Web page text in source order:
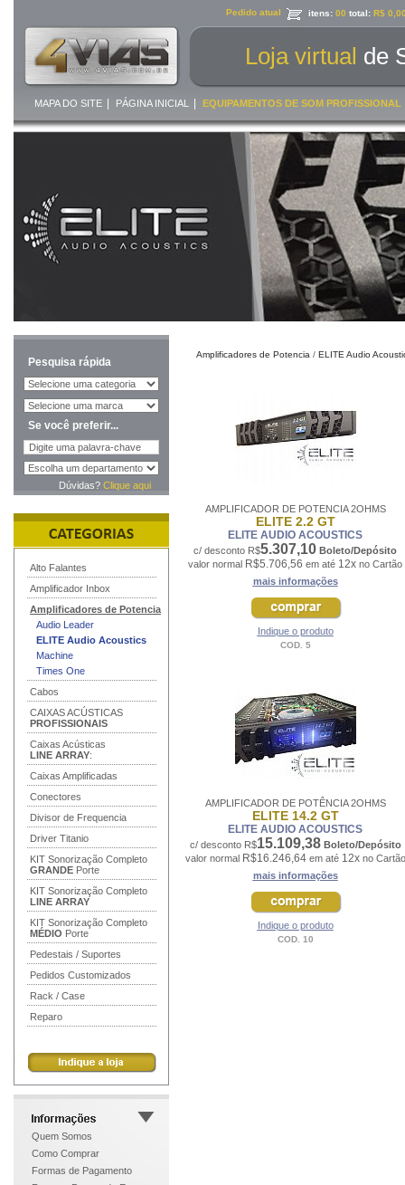
Pedido atual itens: 00 total: R$
Loja virtual de
MAPA DO SITE PÁGINA INICIAL EQUIPAMENTOS DE SOM PROFISSIONAL
Pesquisa rápida
Se você preferir...
Dúvidas? Clique aqui
Alto Falantes
Amplificador Inbox
Amplificadores de Potencia
Audio Leader
ELITE Audio Acoustics
Machine
Times One
Cabos
CAIXAS ACÚSTICAS
PROFISSIONAIS
Caixas Acústicas
LINE ARRAY:
Caixas Amplificadas
Conectores
Divisor de Frequencia
Driver Titanio
KIT Sonorização Completo
GRANDE Porte
KIT Sonorização Completo
LINE ARRAY
KIT Sonorização Completo
MÉDIO Porte
Pedestais / Suportes
Pedidos Customizados
Rack / Case
Reparo
Quem Somos
Como Comprar
Formas de Pagamento
Amplificadores de Potencia / ELITE Audio
AMPLIFICADOR DE POTENCIA 2OHMS
ELITE 2.2 GT
ELITE AUDIO ACOUSTICS
c/ desconto R$5.307,10 Boleto/Depósito
valor normal R$5.706,56 em até 12x no Cartão
mais informações
Indique o produto
COD. 5
AMPLIFICADOR DE POTÊNCIA 2OHMS
ELITE 14.2 GT
ELITE AUDIO ACOUSTICS
c/ desconto R$15.109,38 Boleto/Depósito
valor normal R$16.246,64em até 12xno Cartão
mais informações
Indique o produto
COD. 10